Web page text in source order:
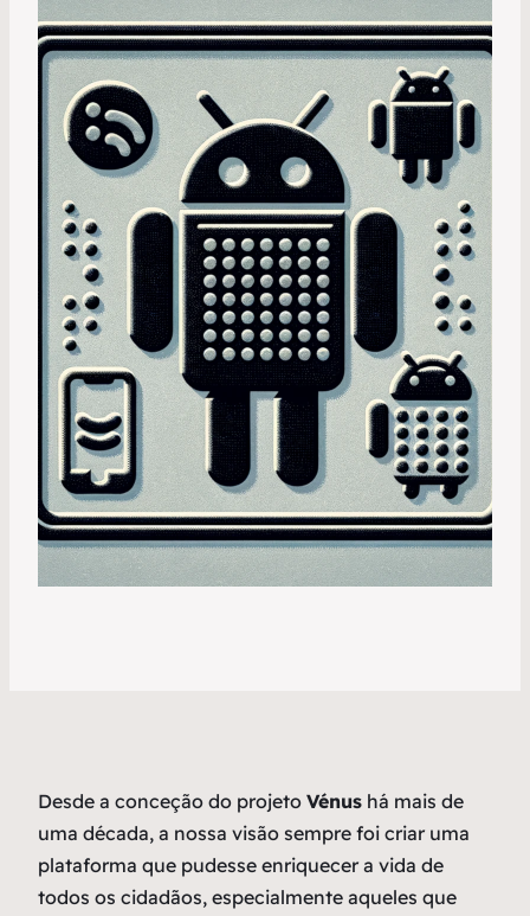
Desde a conceção do projeto Vénus há mais de
uma década, a nossa visão sempre foi criar uma
plataforma que pudesse enriquecer a vida de
todos os cidadãos, especialmente aqueles que